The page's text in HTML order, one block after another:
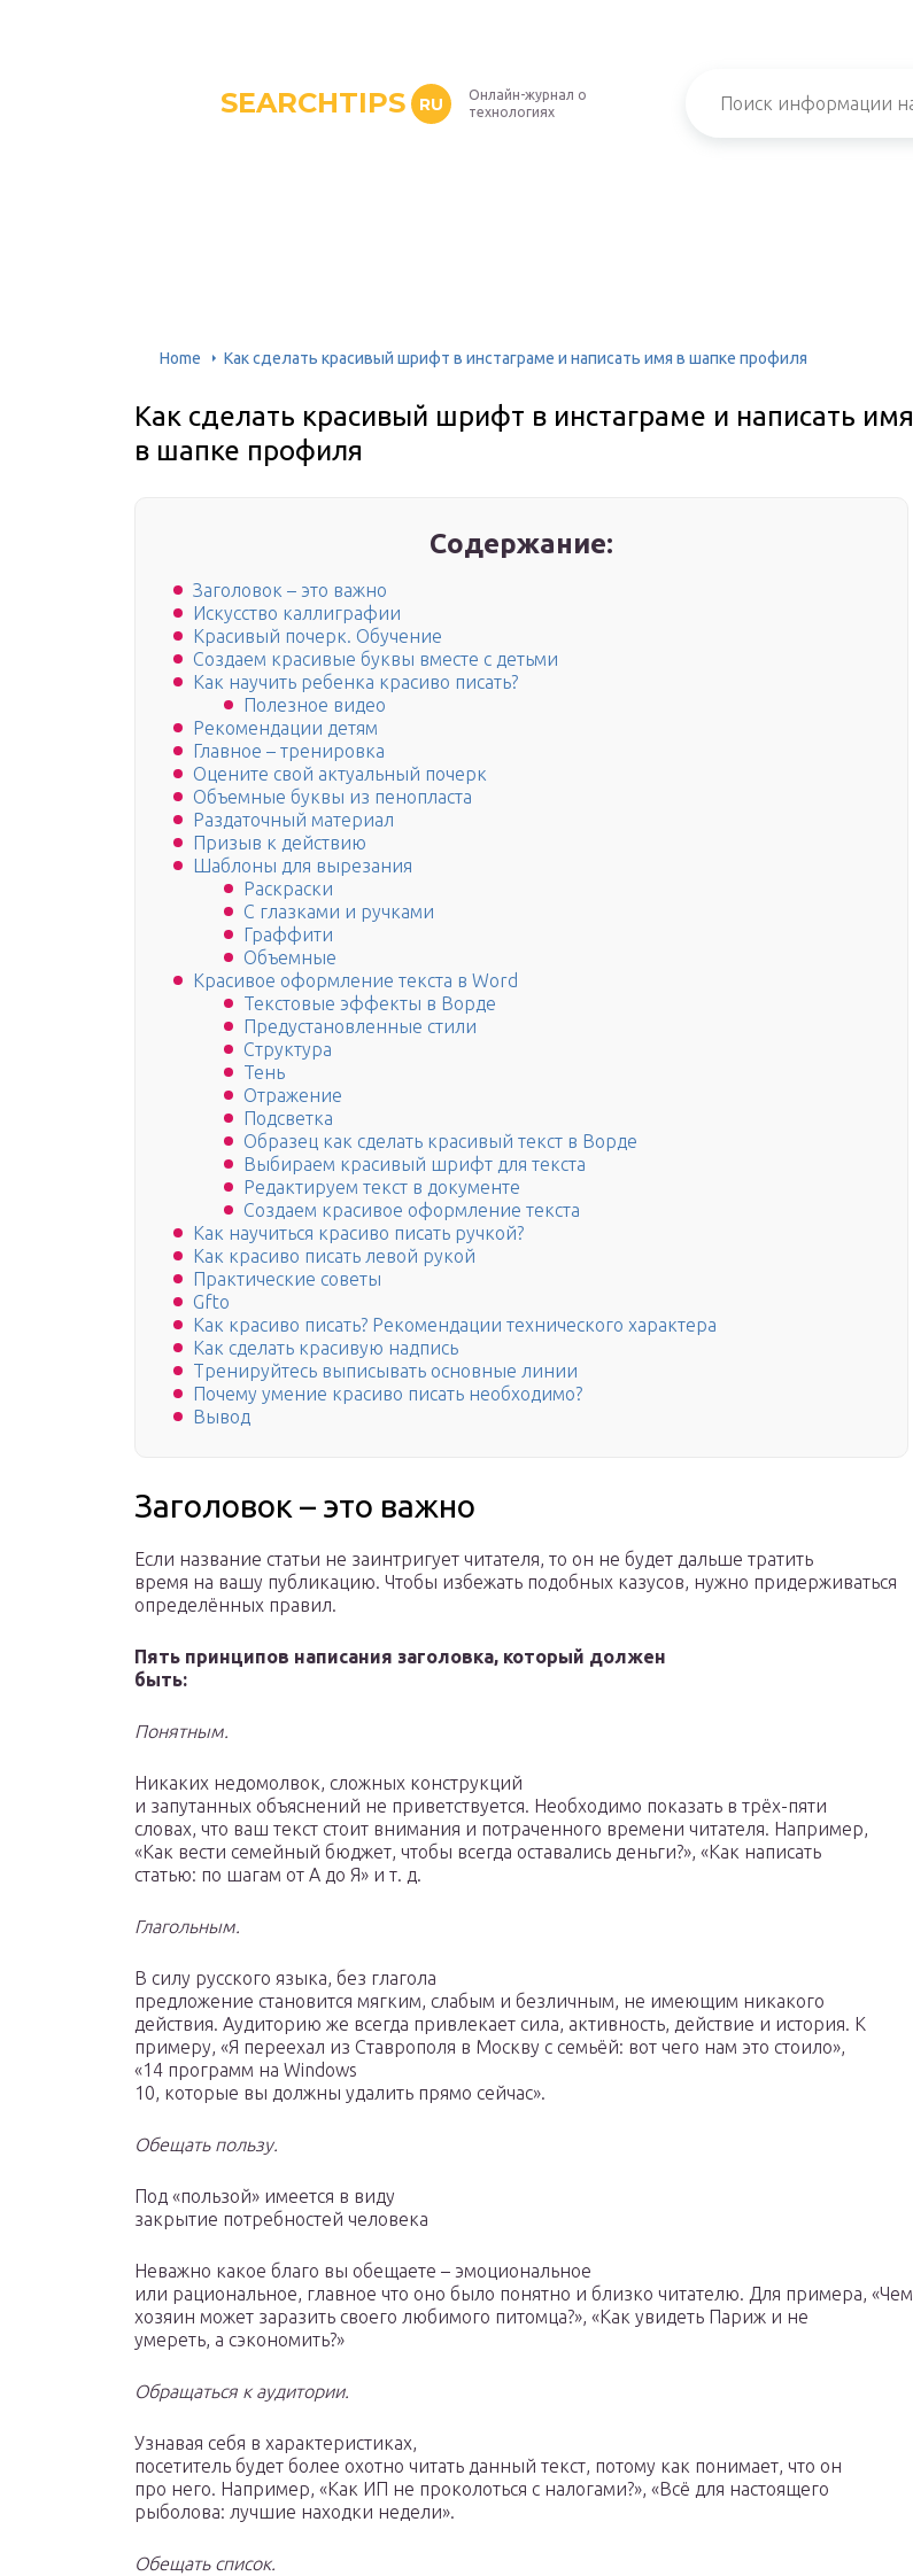
SEARCHTIPS RU
Онлайн-журнал о
технологиях
Home Как сделать красивый шрифт в инстаграме и написать имя в шапке профиля
Как сделать красивый шрифт в инстаграме и написать имя
в шапке профиля
Содержание:
Заголовок – это важно
Искусство каллиграфии
Красивый почерк. Обучение
Создаем красивые буквы вместе с детьми
Как научить ребенка красиво писать?
Полезное видео
Рекомендации детям
Главное – тренировка
Оцените свой актуальный почерк
Объемные буквы из пенопласта
Раздаточный материал
Призыв к действию
Шаблоны для вырезания
Раскраски
С глазками и ручками
Граффити
Объемные
Красивое оформление текста в Word
Текстовые эффекты в Ворде
Предустановленные стили
Структура
Тень
Отражение
Подсветка
Образец как сделать красивый текст в Ворде
Выбираем красивый шрифт для текста
Редактируем текст в документе
Создаем красивое оформление текста
Как научиться красиво писать ручкой?
Как красиво писать левой рукой
Практические советы
Gfto
Как красиво писать? Рекомендации технического характера
Как сделать красивую надпись
Тренируйтесь выписывать основные линии
Почему умение красиво писать необходимо?
Вывод
Заголовок – это важно
Если название статьи не заинтригует читателя, то он не будет дальше тратить
время на вашу публикацию. Чтобы избежать подобных казусов, нужно придерживаться
определённых правил.
Пять принципов написания заголовка, который должен
быть:
Понятным.
Никаких недомолвок, сложных конструкций
и запутанных объяснений не приветствуется. Необходимо показать в трёх-пяти
словах, что ваш текст стоит внимания и потраченного времени читателя. Например,
«Как вести семейный бюджет, чтобы всегда оставались деньги?», «Как написать
статью: по шагам от А до Я» и т. д.
Глагольным.
В силу русского языка, без глагола
предложение становится мягким, слабым и безличным, не имеющим никакого
действия. Аудиторию же всегда привлекает сила, активность, действие и история. К
примеру, «Я переехал из Ставрополя в Москву с семьёй: вот чего нам это стоило»,
«14 программ на Windows
10, которые вы должны удалить прямо сейчас».
Обещать пользу.
Под «пользой» имеется в виду
закрытие потребностей человека
Неважно какое благо вы обещаете – эмоциональное
или рациональное, главное что оно было понятно и близко читателю. Для примера, «Чем
хозяин может заразить своего любимого питомца?», «Как увидеть Париж и не
умереть, а сэкономить?»
Обращаться к аудитории.
Узнавая себя в характеристиках,
посетитель будет более охотно читать данный текст, потому как понимает, что он
про него. Например, «Как ИП не проколоться с налогами?», «Всё для настоящего
рыболова: лучшие находки недели».
Обещать список.